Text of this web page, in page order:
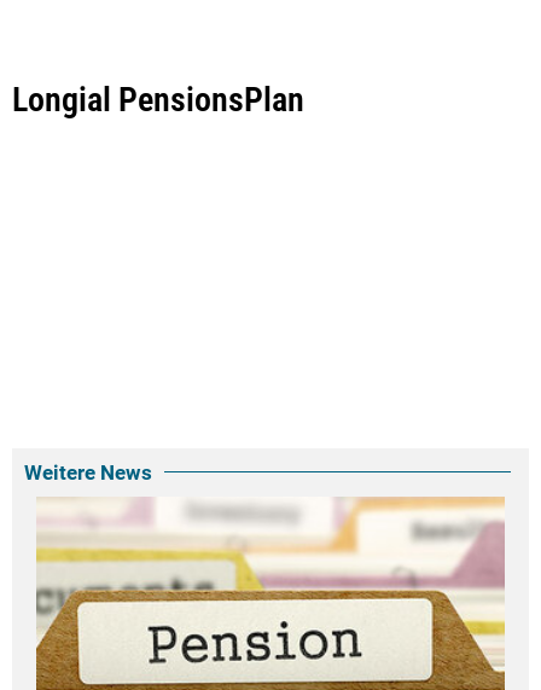
Longial PensionsPlan
Weitere News